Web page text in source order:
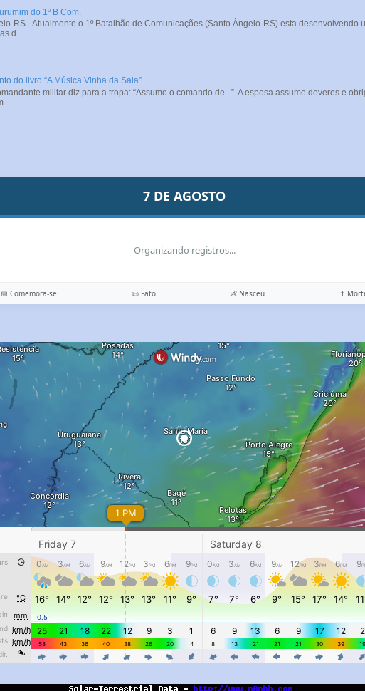
do 1º B Com.
RS - Atualmente o 1º Batalhão de Comunicações (Santo Ângelo-RS) esta desenvolvendo
d...
do livro “A Música Vinha da Sala”
militar diz para a tropa: “Assumo o comando de...”. A esposa assume deveres e
7 DE AGOSTO
Organizando registros...
📅 Comemora-se 📜 Fato 👶 Nasceu ✝️